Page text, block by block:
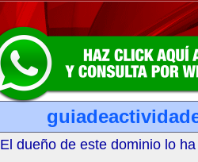
El dueño de este dominio lo